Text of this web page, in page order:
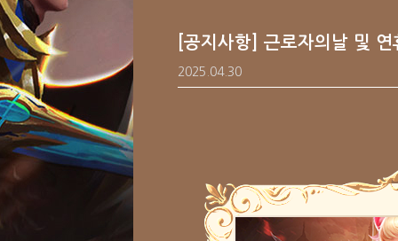
[공지사항] 근로자의날 및
2025.04.30